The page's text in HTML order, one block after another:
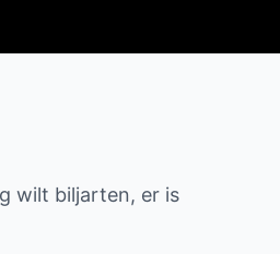
wilt biljarten, er is